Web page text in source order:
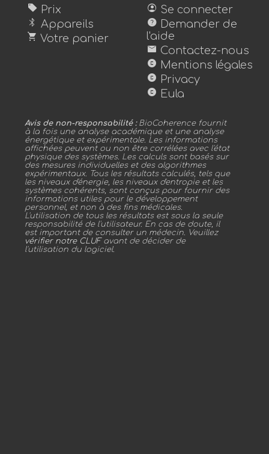
sell Prix
bluetooth Appareils
shopping_cart Votre panier
account_circle Se connecter
help Demander de
l'aide
mail Contactez-nous
copyright Mentions légales
copyright Privacy
copyright Eula
Avis de non-responsabilité :BioCoherence fournit
à la fois une analyse académique et une analyse
énergétique et expérimentale. Les informations
affichées peuvent ou non être corrélées avec l'état
physique des systèmes. Les calculs sont basés sur
des mesures individuelles et des algorithmes
expérimentaux. Tous les résultats calculés, tels que
les niveaux d'énergie, les niveaux d'entropie et les
systèmes cohérents, sont conçus pour fournir des
informations utiles pour le développement
personnel, et non à des fins médicales.
L'utilisation de tous les résultats est sous la seule
responsabilité de l'utilisateur. En cas de doute, il
est important de consulter un médecin. Veuillez
vérifier notre CLUFavant de décider de
l'utilisation du logiciel.